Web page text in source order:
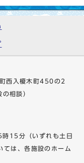
西入榎木町450の2
の相談）
15分（いずれも土日
ては、各施設のホーム